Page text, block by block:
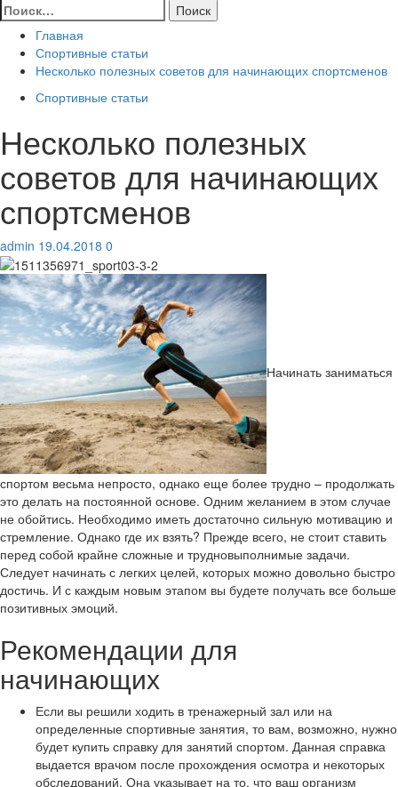
Найти:
Главная
Спортивные статьи
Несколько полезных советов для начинающих спортсменов
Спортивные статьи
Несколько полезных
советов для начинающих
спортсменов
admin 19.04.2018 0
Начинать заниматься
спортом весьма непросто, однако еще более трудно – продолжать
это делать на постоянной основе. Одним желанием в этом случае
не обойтись. Необходимо иметь достаточно сильную мотивацию и
стремление. Однако где их взять? Прежде всего, не стоит ставить
перед собой крайне сложные и трудновыполнимые задачи.
Следует начинать с легких целей, которых можно довольно быстро
достичь. И с каждым новым этапом вы будете получать все больше
позитивных эмоций.
Рекомендации для
начинающих
Если вы решили ходить в тренажерный зал или на
определенные спортивные занятия, то вам, возможно, нужно
будет купить справку для занятий спортом. Данная справка
выдается врачом после прохождения осмотра и некоторых
обследований. Она указывает на то, что ваш организм